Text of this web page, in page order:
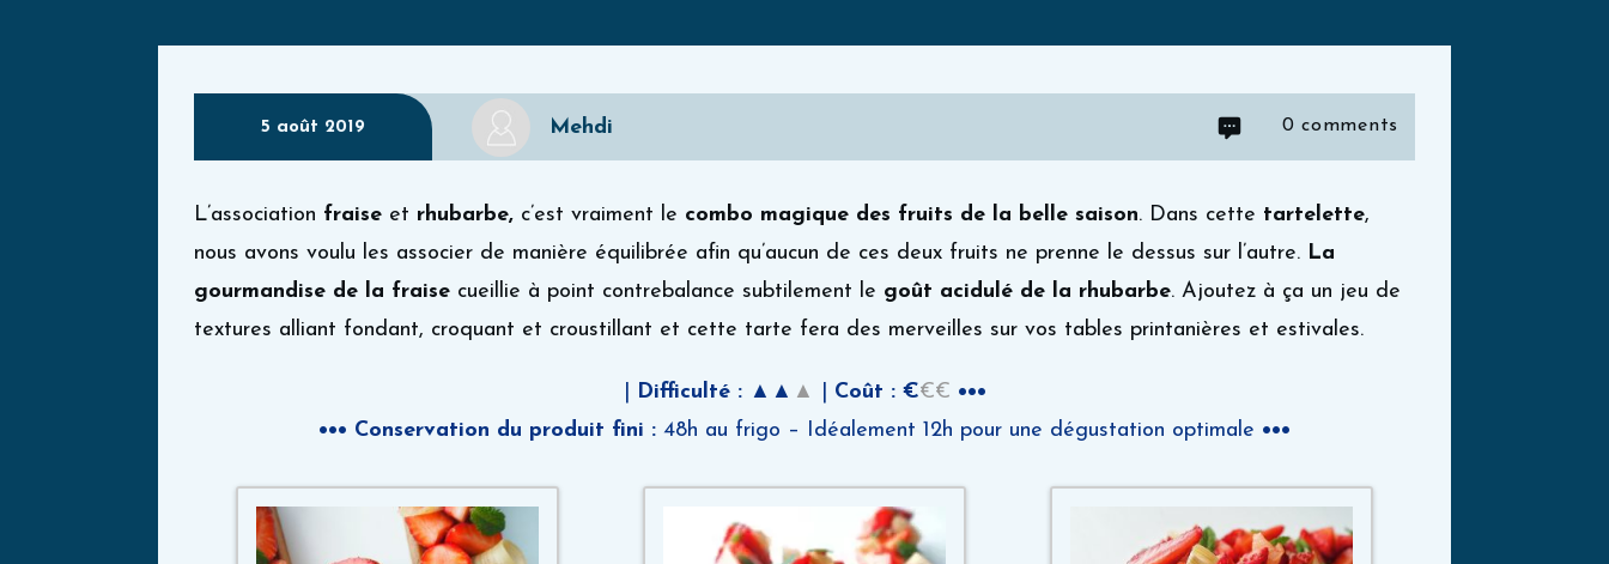
5 août 2019 Mehdi 0 comments
L’association fraise et rhubarbe, c’est vraiment le combo magique des fruits de la belle saison. Dans cette tartelette,
nous avons voulu les associer de manière équilibrée afin qu’aucun de ces deux fruits ne prenne le dessus sur l’autre. La
gourmandise de la fraise cueillie à point contrebalance subtilement le goût acidulé de la rhubarbe. Ajoutez à ça un jeu de
textures alliant fondant, croquant et croustillant et cette tarte fera des merveilles sur vos tables printanières et estivales.
Difficulté :▲▲ ▲ Coût : €€€ •••
••• Conservation du produit fini : 48h au frigo – Idéalement 12h pour une dégustation optimale •••